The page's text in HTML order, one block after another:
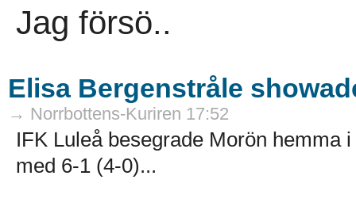
Jag försö..
Elisa Bergenstråle
→ Norrbottens-Kuriren 17:52
IFK Luleå besegrade Morön hemma
med 6-1 (4-0)...